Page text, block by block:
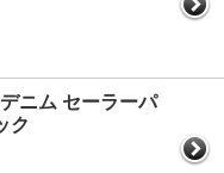
ニム セーラーパ
ク